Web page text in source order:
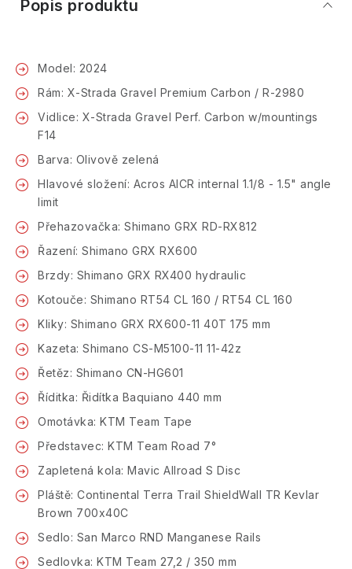
Popis produktu
Model: 2024
Rám: X-Strada Gravel Premium Carbon / R-2980
Vidlice: X-Strada Gravel Perf. Carbon w/mountings
F14
Barva: Olivově zelená
Hlavové složení: Acros AICR internal 1.1/8 - 1.5" angle
limit
Přehazovačka: Shimano GRX RD-RX812
Řazení: Shimano GRX RX600
Brzdy: Shimano GRX RX400 hydraulic
Kotouče: Shimano RT54 CL 160 / RT54 CL 160
Kliky: Shimano GRX RX600-11 40T 175 mm
Kazeta: Shimano CS-M5100-11 11-42z
Řetěz: Shimano CN-HG601
Říditka: Řidítka Baquiano 440 mm
Omotávka: KTM Team Tape
Představec: KTM Team Road 7°
Zapletená kola: Mavic Allroad S Disc
Pláště: Continental Terra Trail ShieldWall TR Kevlar
Brown 700x40C
Sedlo: San Marco RND Manganese Rails
Sedlovka: KTM Team 27,2 / 350 mm